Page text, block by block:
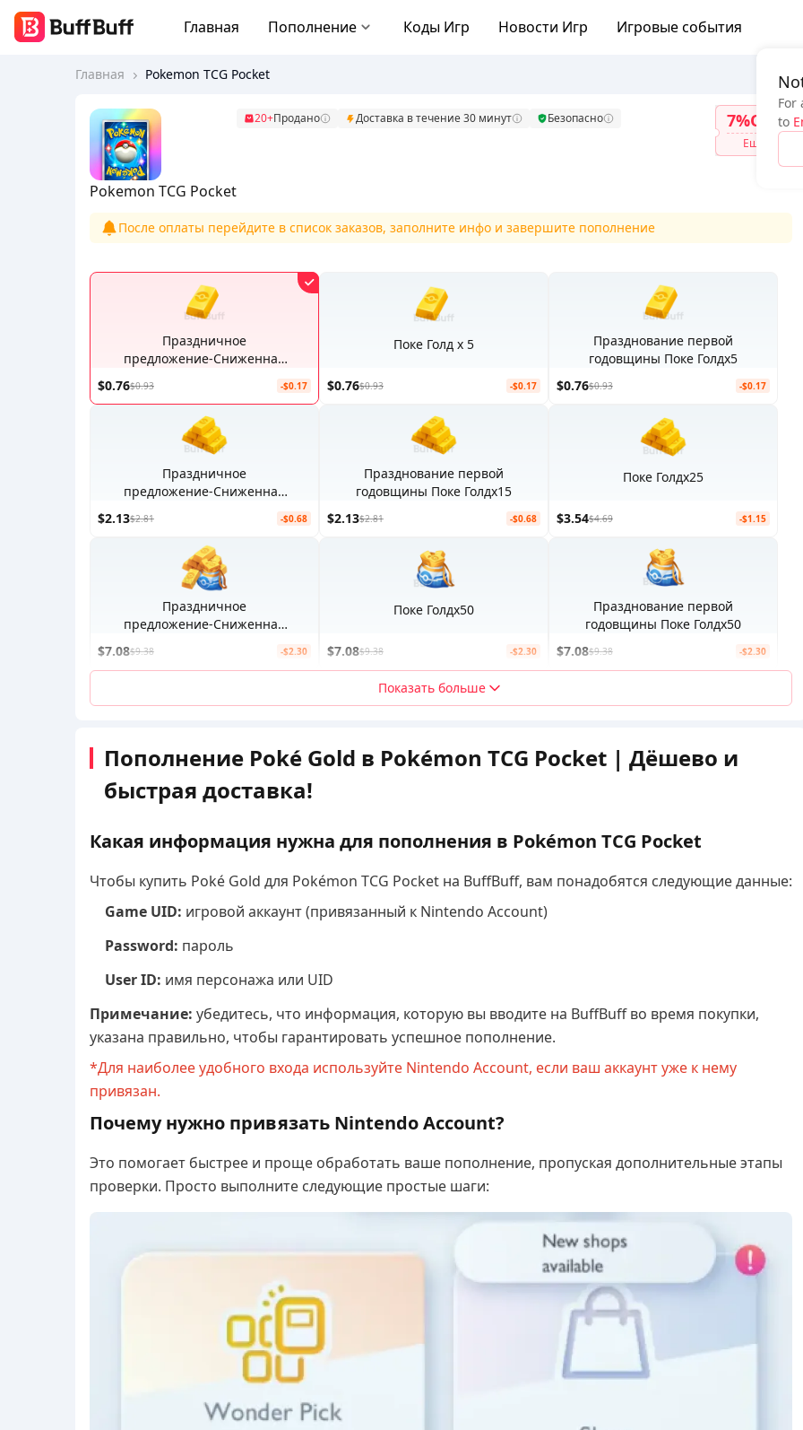
Главная Пополнение Коды Игр Новости Игр Игровые события
Главная Pokemon TCG Pocket
Pokemon TCG Pocket
20+Продано Доставка в течение 30 минут Безопасно 7%OFF
Ещё
После оплаты перейдите в список заказов, заполните инфо и завершите пополнение
Праздничное
предложение-Сниженная
$0.76$0.93 -$0.17
Поке Голд x 5
$0.76$0.93 -$0.17
Празднование первой
годовщины Поке Голдx5
$0.76$0.93 -$0.17
Праздничное
предложение-Сниженная
$2.13$2.81 -$0.68
Празднование первой
годовщины Поке Голдx15
$2.13$2.81 -$0.68
Поке Голдx25
$3.54$4.69 -$1.15
Праздничное
предложение-Сниженная
$7.08$9.38 -$2.30
Поке Голдx50
$7.08$9.38 -$2.30
Празднование первой
годовщины Поке Голдx50
$7.08$9.38 -$2.30
Показать больше
Пополнение Poké Gold в Pokémon TCG Pocket | Дёшево и
быстрая доставка!
Какая информация нужна для пополнения в Pokémon TCG Pocket
Чтобы купить Poké Gold для Pokémon TCG Pocket на BuffBuff, вам понадобятся следующие данные:
Game UID: игровой аккаунт (привязанный к Nintendo Account)
Password: пароль
User ID: имя персонажа или UID
Примечание: убедитесь, что информация, которую вы вводите на BuffBuff во время покупки,
указана правильно, чтобы гарантировать успешное пополнение.
*Для наиболее удобного входа используйте Nintendo Account, если ваш аккаунт уже к нему
привязан.
Почему нужно привязать Nintendo Account?
Это помогает быстрее и проще обработать ваше пополнение, пропуская дополнительные этапы
проверки. Просто выполните следующие простые шаги:
For
to